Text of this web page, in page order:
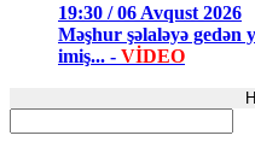
19:30 / 06 Avqust 2026
Məşhur şəlaləyə gedən
imiş... - VİDEO